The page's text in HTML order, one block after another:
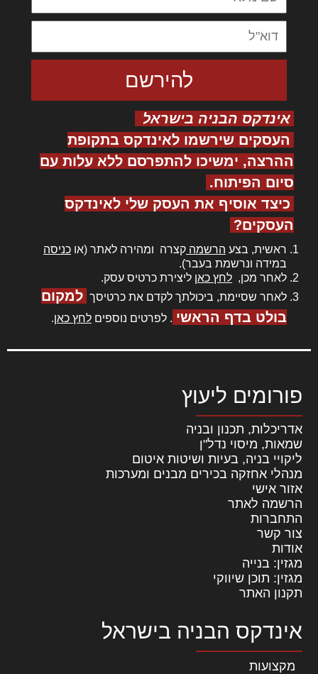
אינדקס הבניה בישראל
העסקים שירשמו לאינדקס בתקופת
ההרצה, ימשיכו להתפרסם ללא עלות עם
סיום הפיתוח.
כיצד אוסיף את העסק שלי לאינדקס
העסקים?
ראשית, בצע הרשמה קצרה ומהירה לאתר (או כניסה
במידה ונרשמת בעבר).
לאחר מכן, לחץ כאן ליצירת כרטיס עסק.
לאחר שסיימת, ביכולתך לקדם את כרטיסך למקום
בולט בדף הראשי . לפרטים נוספים לחץ כאן.
פורומים ליעוץ
אדריכלות, תכנון ובניה
שמאות, מיסוי נדל"ן
ליקויי בניה, בעיות ושיטות איטום
מנהלי אחזקה בכירים מבנים ומערכות
אזור אישי
הרשמה לאתר
התחברות
צור קשר
אודות
מגזין: בנייה
מגזין: תוכן שיווקי
תקנון האתר
אינדקס הבניה בישראל
מקצועות